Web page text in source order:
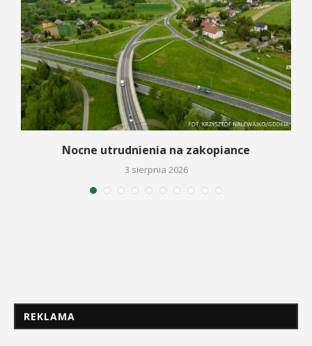
Nocne utrudnienia na zakopiance
3 sierpnia 2026
REKLAMA